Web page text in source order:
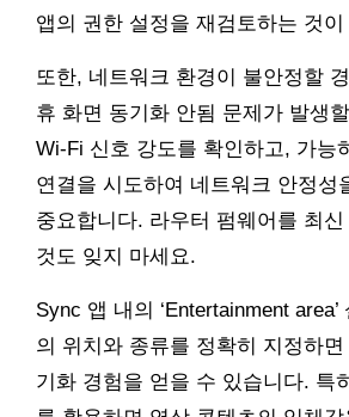
앱의 권한 설정을 재검토하는 것
또한, 네트워크 환경이 불안정할
휴 화면 동기화 안됨 문제가 발생
Wi-Fi 신호 강도를 확인하고, 가능
연결을 시도하여 네트워크 안정성
중요합니다. 라우터 펌웨어를 최
것도 잊지 마세요.
Sync 앱 내의 ‘Entertainment
의 위치와 종류를 정확히 지정하
기화 경험을 얻을 수 있습니다. 특